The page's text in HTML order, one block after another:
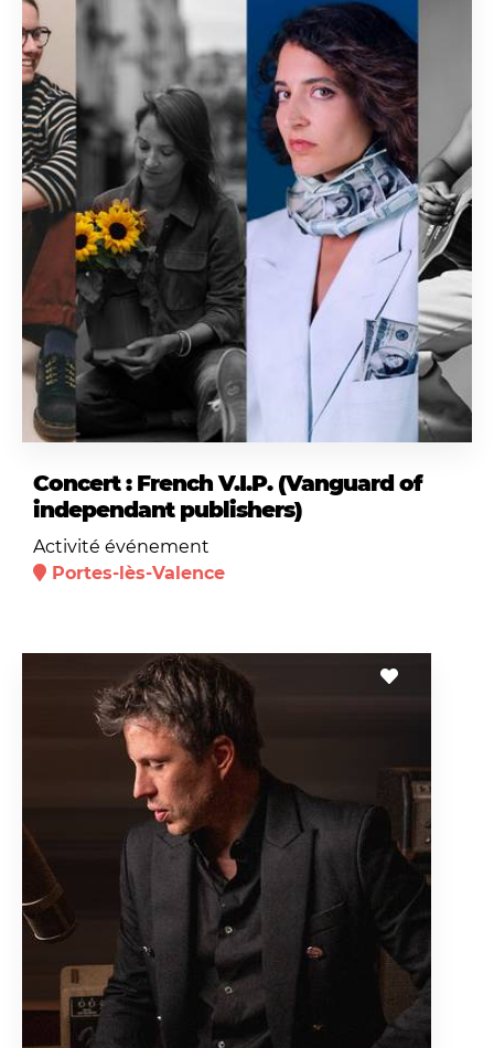
Concert : French V.I.P. (Vanguard of
independant publishers)
Activité événement
Portes-lès-Valence